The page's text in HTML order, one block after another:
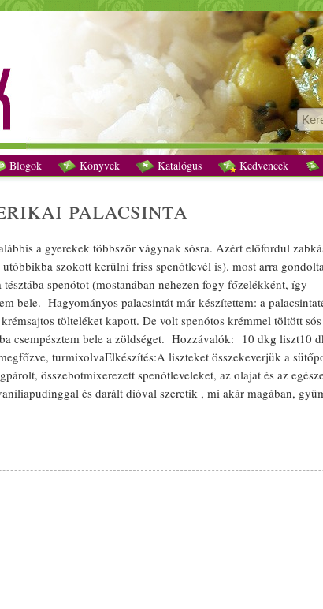
Spenótos (édes) amerikai palacsinta recept vegetáriánus
Blogok Könyvek Katalógus Kedvencek
palacsinta
a gyerekek többször vágynak sósra. Azért előfordul
szokott kerülnifriss spenótlevél is). most arra
spenótot (mostanában nehezen fogy főzelékként, így
bele. Hagyományospalacsintát már készítettem: a palacsinta
krémsajtos tölteléket kapott. De volt spenótos krémmel töltöttsós
csempésztem bele a zöldséget. Hozzávalók: 10 dkg liszt10
turmixolvaElkészítés:A liszteket összekeverjük a
párolt, összebotmixerezett spenótleveleket, az olajat és az
pudinggal és darált dióval szeretik , mi akár magában,